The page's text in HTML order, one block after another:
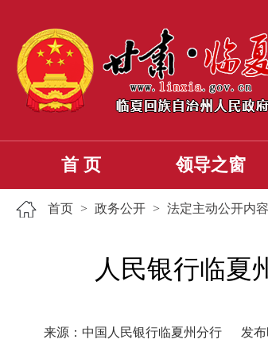
首 页 领导之窗
首页 > 政务公开 > 法定主动公开内容
人民银行临夏
来源：中国人民银行临夏州分行 发